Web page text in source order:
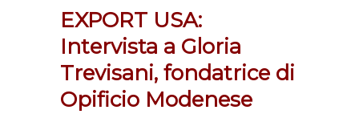
EXPORT USA:
Intervista a Gloria
Trevisani, fondatrice di
Opificio Modenese